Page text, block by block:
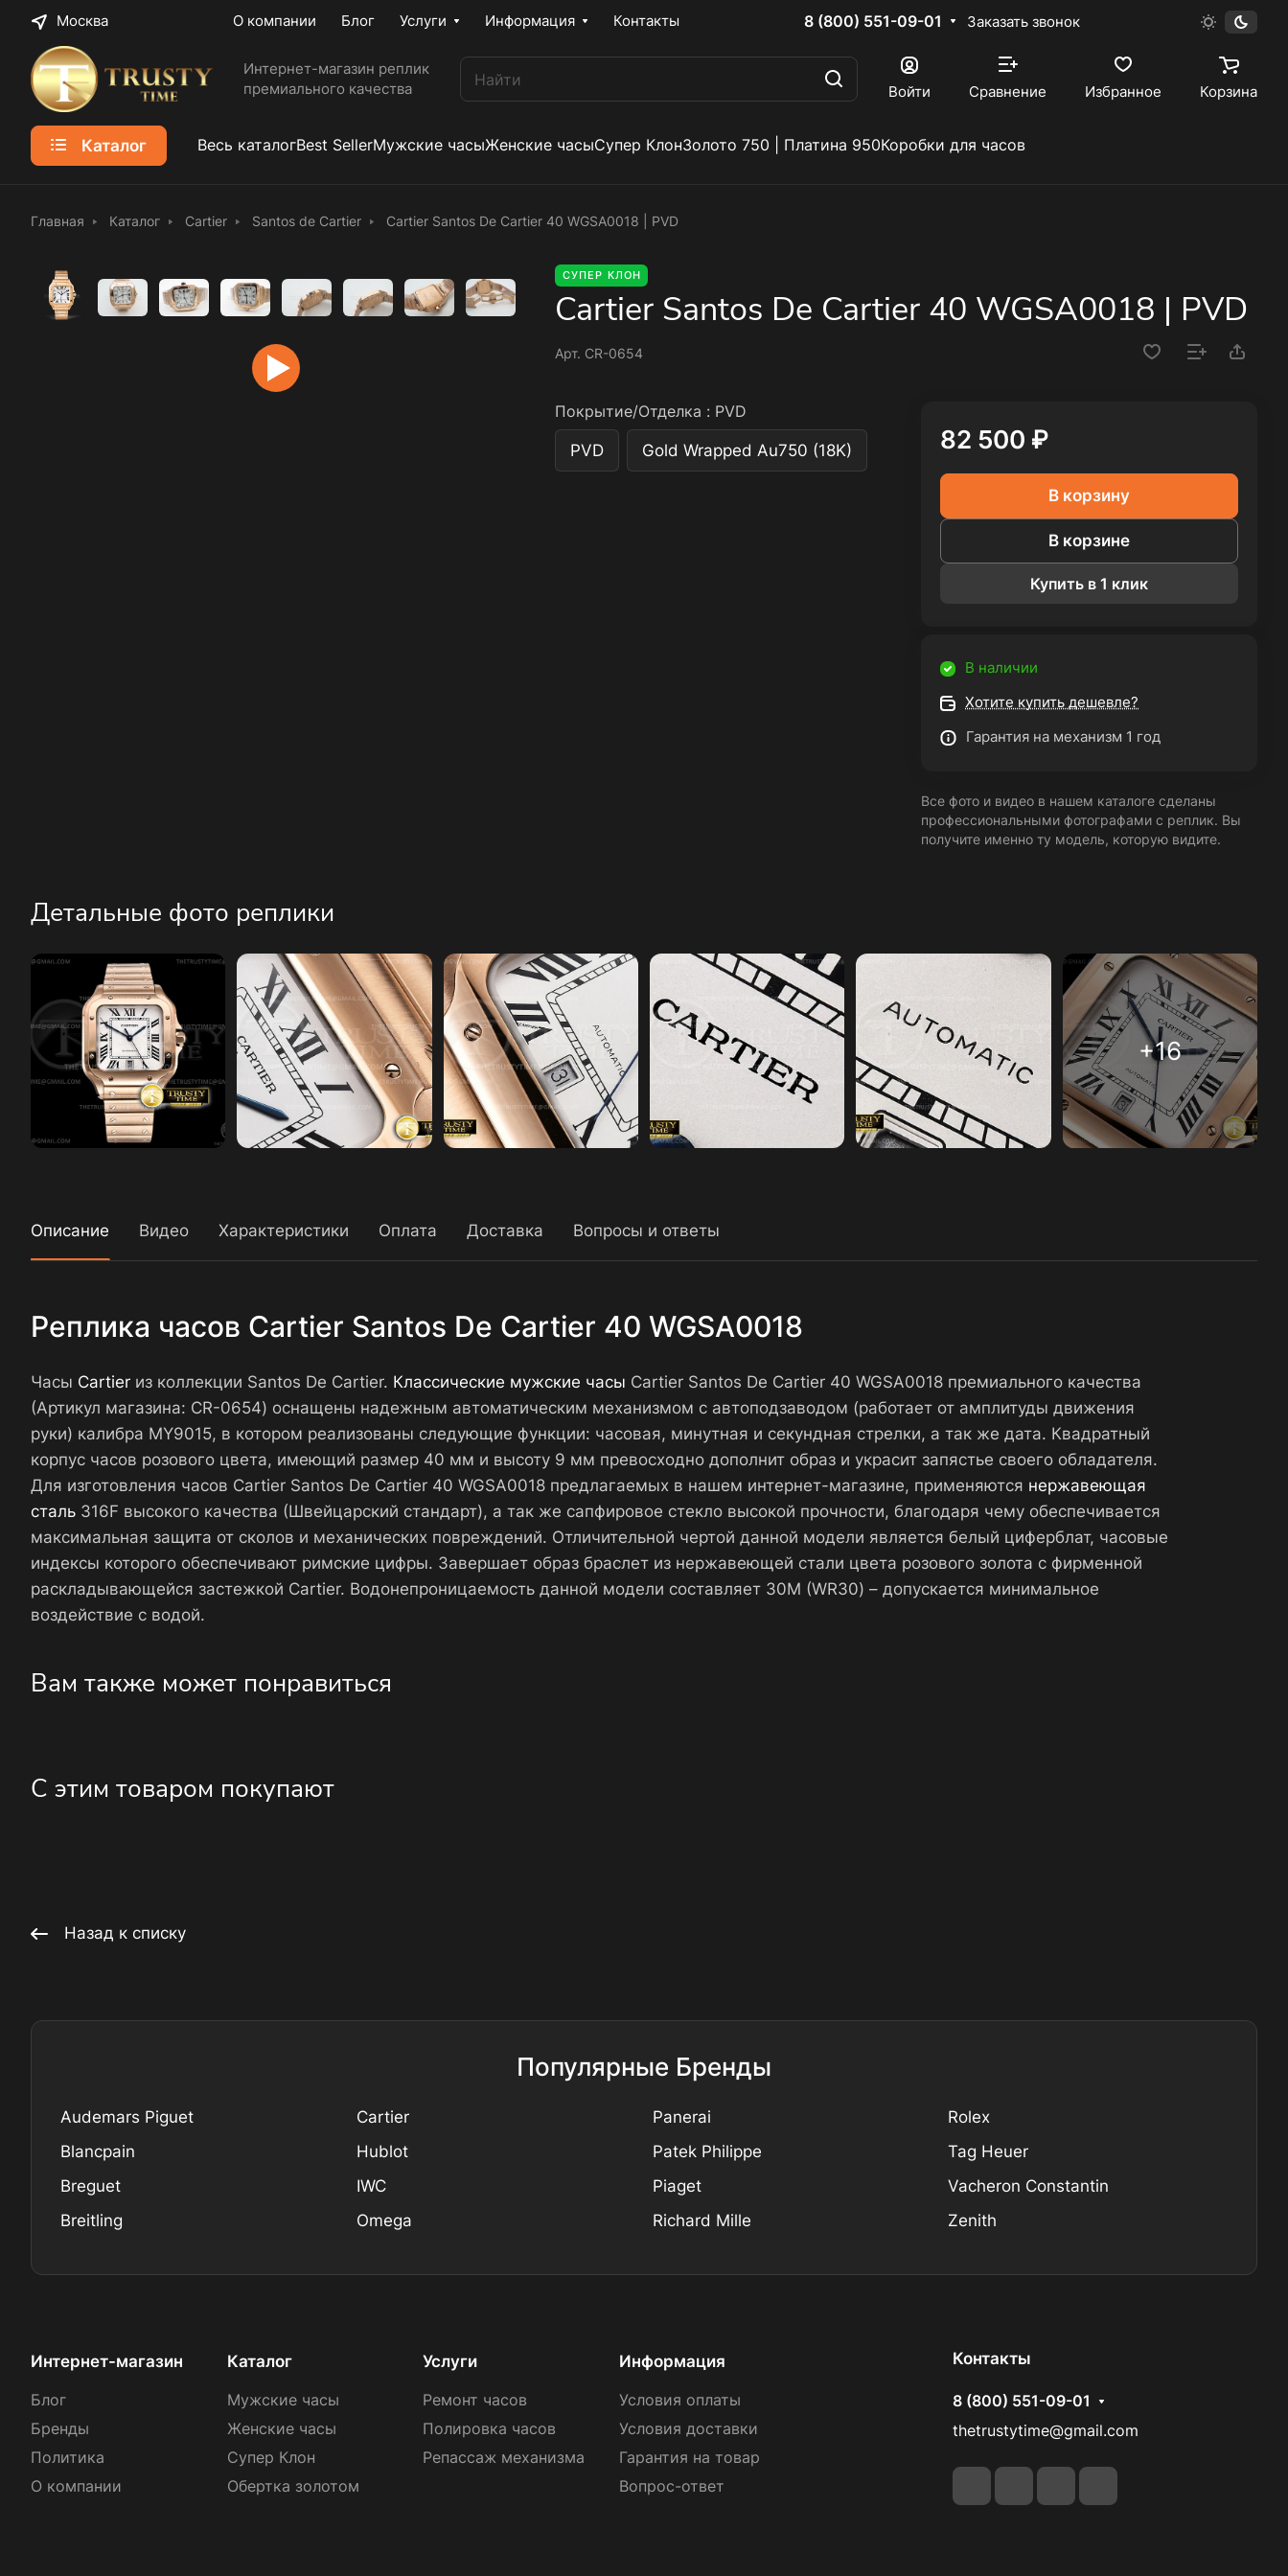
Москва О компании Блог Услуги Информация Контакты 8 (800) 551-09-01 Заказать звонок
Интернет-магазин реплик
премиального качества
Войти Сравнение Избранное Корзина
Каталог Весь каталогBest SellerМужские часыЖенские часыСупер КлонЗолото 750 | Платина 950Коробки для часов
Главная Каталог Cartier Santos de Cartier Cartier Santos De Cartier 40 WGSA0018 | PVD
СУПЕР КЛОН
Cartier Santos De Cartier 40 WGSA0018 | PVD
Арт. CR-0654
Покрытие/Отделка : PVD
PVD Gold Wrapped Au750 (18K) 82 500 ₽
В корзину
В корзине
Купить в 1 клик
В наличии
Хотите купить дешевле?
Гарантия на механизм 1 год
Все фото и видео в нашем каталоге сделаны
профессиональными фотографами с реплик. Вы
получите именно ту модель, которую видите.
Детальные фото реплики
Описание Видео Характеристики Оплата Доставка Вопросы и ответы
Реплика часов Cartier Santos De Cartier 40 WGSA0018
Часы Cartier из коллекции Santos De Cartier. Классические мужские часы Cartier Santos De Cartier 40 WGSA0018 премиального качества
(Артикул магазина: CR-0654) оснащены надежным автоматическим механизмом с автоподзаводом (работает от амплитуды движения
руки) калибра MY9015, в котором реализованы следующие функции: часовая, минутная и секундная стрелки, а так же дата. Квадратный
корпус часов розового цвета, имеющий размер 40 мм и высоту 9 мм превосходно дополнит образ и украсит запястье своего обладателя.
Для изготовления часов Cartier Santos De Cartier 40 WGSA0018 предлагаемых в нашем интернет-магазине, применяются нержавеющая
сталь 316F высокого качества (Швейцарский стандарт), а так же сапфировое стекло высокой прочности, благодаря чему обеспечивается
максимальная защита от сколов и механических повреждений. Отличительной чертой данной модели является белый циферблат, часовые
индексы которого обеспечивают римские цифры. Завершает образ браслет из нержавеющей стали цвета розового золота с фирменной
раскладывающейся застежкой Cartier. Водонепроницаемость данной модели составляет 30М (WR30) – допускается минимальное
воздействие с водой.
Вам также может понравиться
С этим товаром покупают
Назад к списку
Популярные Бренды
Audemars Piguet
Blancpain
Breguet
Breitling
Cartier
Hublot
IWC
Omega
Panerai
Patek Philippe
Piaget
Richard Mille
Rolex
Tag Heuer
Vacheron Constantin
Zenith
Интернет-магазин
Блог
Бренды
Политика
О компании
Каталог
Мужские часы
Женские часы
Супер Клон
Обертка золотом
Услуги
Ремонт часов
Полировка часов
Репассаж механизма
Информация
Условия оплаты
Условия доставки
Гарантия на товар
Вопрос-ответ
Контакты
8 (800) 551-09-01
thetrustytime@gmail.com